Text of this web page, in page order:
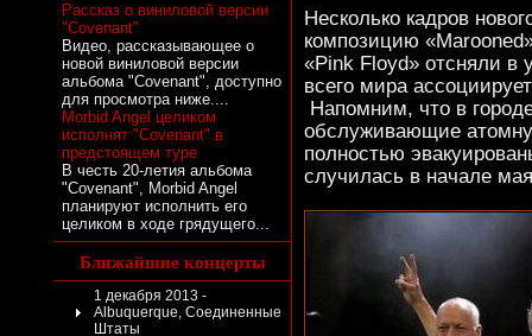
Рассказ о виниловой версии
"Covenant"
Видео, рассказывающее о
новой виниловой версии
альбома "Covenant", доступно
для просмотра ниже....
Morbid Angel целиком
исполнят "Covenant" в
предстоящем туре
В честь 20-летия альбома
"Covenant", Morbid Angel
планируют исполнить его
целиком в ходе грядущего...
Ближайшие концерты
1 декабря 2013 -
Albuquerque, Соединенные
Штаты
Несколько кадров
композицию
«Pink Floyd» отсняли в
всего мира
Напомним, что в
обслуживающие
полностью
случилась в начале